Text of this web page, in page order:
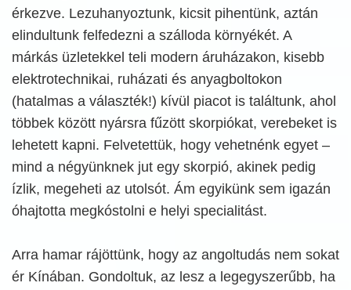
érkezve. Lezuhanyoztunk, kicsit pihentünk, aztán
elindultunk felfedezni a szálloda környékét. A
márkás üzletekkel teli modern áruházakon, kisebb
elektrotechnikai, ruházati és anyagboltokon
(hatalmas a választék!) kívül piacot is találtunk, ahol
többek között nyársra fűzött skorpiókat, verebeket is
lehetett kapni. Felvetettük, hogy vehetnénk egyet –
mind a négyünknek jut egy skorpió, akinek pedig
ízlik, megeheti az utolsót. Ám egyikünk sem igazán
óhajtotta megkóstolni e helyi specialitást.
Arra hamar rájöttünk, hogy az angoltudás nem sokat
ér Kínában. Gondoltuk, az lesz a legegyszerűbb, ha